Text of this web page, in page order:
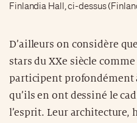
Finlandia Hall, ci-dessus
D’ailleurs on considère
stars du XXe siècle
participent profondément
qu’ils en ont dessiné le
l’esprit. Leur architecture,